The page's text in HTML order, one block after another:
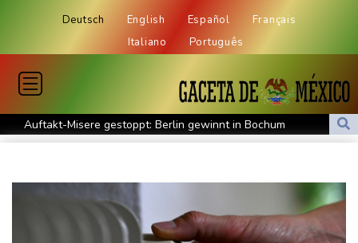
Deutsch English Español
Français
Italiano
Português
Auftakt-Misere gestoppt: Berlin gewinnt in Bochum
Trump macht erneut Druck auf Zentralbank-Vorständin Cook
Eurojackpot geknackt: Mehr als 32 Millionen Euro gehen nach
Nordrhein-Westfalen
Menschenrechtsgruppen: Mehr als 140 Tote bei Migrationskrise